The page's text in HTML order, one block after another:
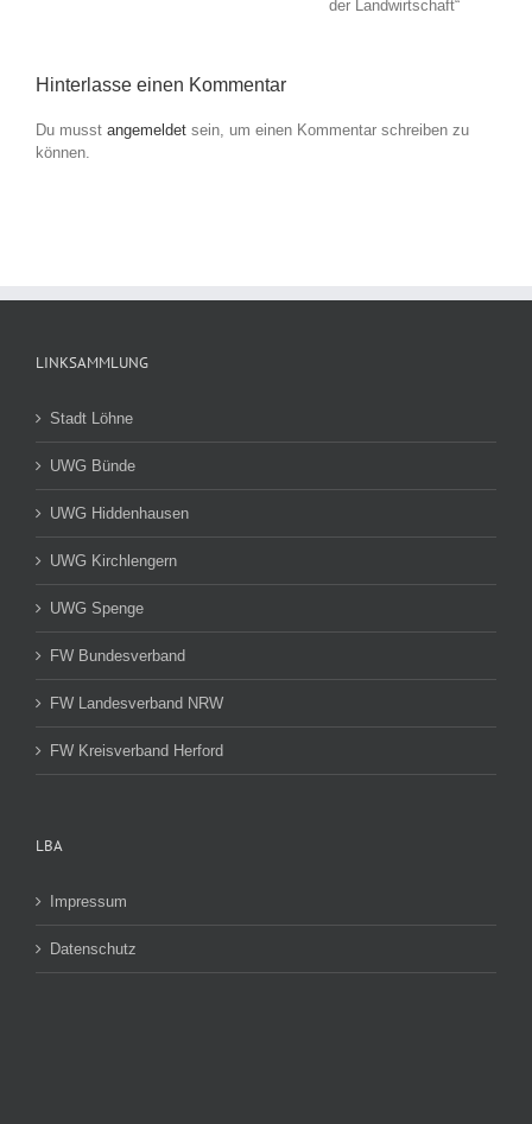
Hinterlasse einen Kommentar
Du musst angemeldet sein, um einen Kommentar schreiben zu
können.
LINKSAMMLUNG
Stadt Löhne
UWG Bünde
UWG Hiddenhausen
UWG Kirchlengern
UWG Spenge
FW Bundesverband
FW Landesverband NRW
FW Kreisverband Herford
LBA
Impressum
Datenschutz